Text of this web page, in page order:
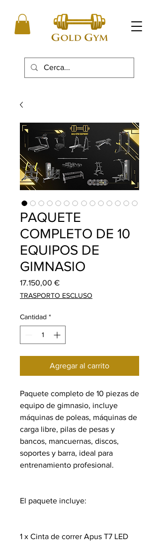
PAQUETE
COMPLETO DE 10
EQUIPOS DE
GIMNASIO
17.150,00 €Precio
TRASPORTO ESCLUSO
Cantidad *
Agregar al carrito
Paquete completo de 10 piezas de
equipo de gimnasio, incluye
máquinas de poleas, máquinas de
carga libre, pilas de pesas y
bancos, mancuernas, discos,
soportes y barra, ideal para
entrenamiento profesional.
El paquete incluye:
1 x Cinta de correr Apus T7 LED